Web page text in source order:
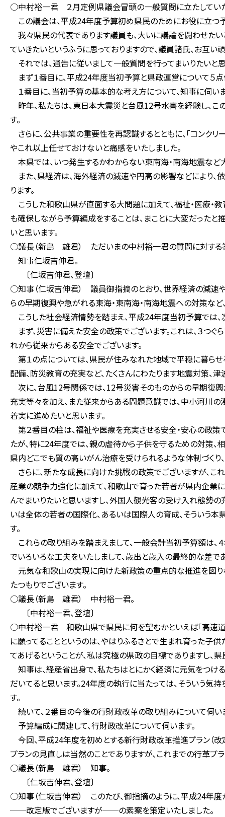
○中村裕一君 ２月定例県議会冒頭の一般質問に立たしてい
この議会は、平成24年度予算初め県民のためにお役に立つ
我々県民の代表であります議員も、大いに議論を闘わせたい
ていきたいというふうに思っておりますので、議員諸氏、お互い
それでは、通告に従いまして一般質問を行ってまいりたいと思
まず１番目に、平成24年度当初予算と県政運営について５点
１番目に、当初予算の基本的な考え方について、知事に伺い
昨年、私たちは、東日本大震災と台風12号水害を経験し、
す。
さらに、公共事業の重要性を再認識するとともに、「コンク
やこれ以上任せておけないと痛感をいたしました。
本県では、いつ発生するかわからない東南海・南海地震な
また、県経済は、海外経済の減速や円高の影響などにより
ります。
こうした和歌山県が直面する大問題に加えて、福祉・医療・
も確保しながら予算編成をすることは、まことに大変だったと
いと思います。
○議長（新島 雄君） ただいまの中村裕一君の質問に対する
知事仁坂吉伸君。
〔仁坂吉伸君、登壇〕
○知事（仁坂吉伸君） 議員御指摘のとおり、世界経済の減速
らの早期復興や急がれる東海・東南海・南海地震への対策など
こうした社会経済情勢を踏まえ、平成24年度当初予算では
まず、災害に備えた安全の政策でございます。これは、３つぐ
れから従来からある安全でございます。
第１の点については、県民が住みなれた地域で平穏に暮らせ
配備、防災教育の充実など、たくさんにわたります地震対策、
次に、台風12号関係では、12号災害そのものからの早期復
充実等々を加え、また従来からある問題意識では、中小河川
着実に進めたいと思います。
第２番目の柱は、福祉や医療を充実させる安全・安心の政策
たが、特に24年度では、親の虐待から子供を守るための対策、
県内どこでも質の高いがん治療を受けられるような体制づくり
さらに、新たな成長に向けた挑戦の政策でございますが、こ
産業の競争力強化に加えて、和歌山で育った若者が県内企業に
んでまいりたいと思いますし、外国人観光客の受け入れ態勢
いは全体の若者の国際化、あるいは国際人の育成、そういう
す。
これらの取り組みを踏まえまして、一般会計当初予算額は
でいろいろな工夫をいたしまして、歳出と歳入の最終的な差
元気な和歌山の実現に向けた新政策の重点的な推進を図り
たつもりでございます。
○議長（新島 雄君） 中村裕一君。
〔中村裕一君、登壇〕
○中村裕一君 和歌山県で県民に何を望むかといえば「高速道
に願ってることというのは、やはりふるさとで生まれ育った子
てあげるということが、私は究極の県政の目標でありますし、
知事は、経産省出身で、私たちはとにかく経済に元気をつけ
だいてると思います。24年度の執行に当たっては、そういう気
す。
続いて、２番目の今後の行財政改革の取り組みについて伺い
予算編成に関連して、行財政改革について伺います。
今回、平成24年度を初めとする新行財政改革推進プラン（改
プランの見直しは当然のことでありますが、これまでの行革プ
○議長（新島 雄君） 知事。
〔仁坂吉伸君、登壇〕
○知事（仁坂吉伸君） このたび、御指摘のように、平成24年
──改定版でございますが──の素案を策定いたしました。